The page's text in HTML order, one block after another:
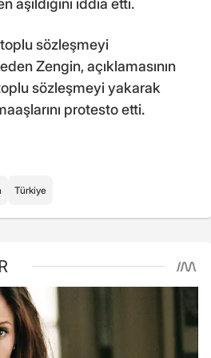
iddia etti.
sözleşmeyi
Zengin, açıklamasının
sözleşmeyi yakarak
protesto etti.
Türkiye